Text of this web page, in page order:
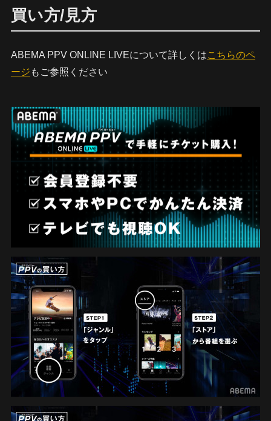
買い方/見方
ABEMA PPV ONLINE LIVEについて詳しくはこちらのペ
ージ もご参照ください